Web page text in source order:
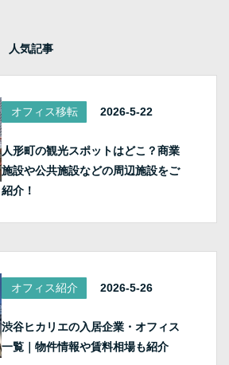
人気記事
オフィス移転 2026-5-22
人形町の観光スポットはどこ？商業
施設や公共施設などの周辺施設をご
紹介！
オフィス紹介 2026-5-26
渋谷ヒカリエの入居企業・オフィス
一覧｜物件情報や賃料相場も紹介